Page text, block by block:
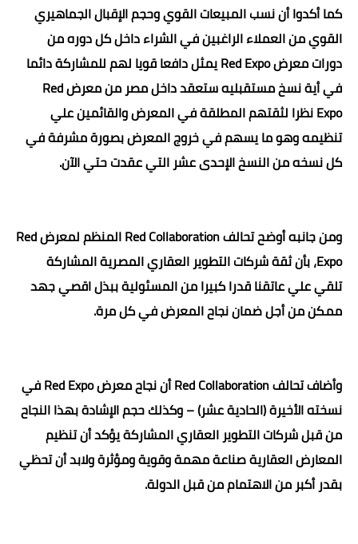
كما أكدوا أن نسب المبيعات القوي وحجم الإقبال الجماهيري
القوي من العملاء الراغبين في الشراء داخل كل دوره من
دورات معرض Red Expo يمثل دافعا قويا لهم للمشاركة دائما
في أية نسخ مستقبليه ستعقد داخل مصر من معرض Red
Expo نظرا لثقتهم المطلقة في المعرض والقائمين علي
تنظيمه وهو ما يسهم في خروج المعرض بصورة مشرفة في
كل نسخه من النسخ الإحدى عشر التي عقدت حتي الآن.
ومن جانبه أوضح تحالف Red Collaboration المنظم لمعرض Red
Expo، بأن ثقة شركات التطوير العقاري المصرية المشاركة
تلقي علي عاتقنا قدرا كبيرا من المسئولية ببذل اقصي جهد
ممكن من أجل ضمان نجاح المعرض في كل مرة.
وأضاف تحالف Red Collaboration أن نجاح معرض Red Expo في
نسخته الأخيرة (الحادية عشر) – وكذلك حجم الإشادة بهذا النجاح
من قبل شركات التطوير العقاري المشاركة يؤكد أن تنظيم
المعارض العقارية صناعة مهمة وقوية ومؤثرة ولابد أن تحظي
بقدر أكبر من الاهتمام من قبل الدولة.